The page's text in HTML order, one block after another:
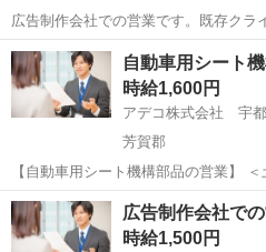
広告制作会社での営業です。既存クラ
人営業のポジションです。 まずは研
体の流れを把握したうえでクライアン
研修体制もしっかり整っていて、未...
栃木 小山市 営業
自動車用シート
時給1,600円
アデコ株式会社 宇
芳賀郡
【自動車用シート機構部品の営業】
経験歓迎ですワークライフバランスも
実 【企業紹介】グローバル自動車部品メーカー／東証スタンダード上
場の企業です！ 【お仕事内...
栃木 芳賀郡 営業
広告制作会社で
時給1,500円